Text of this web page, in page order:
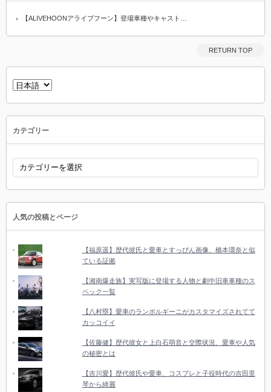
【ALIVEHOONアライブフーン】登場車種やキャスト…
RETURN TOP
言
語
カテゴリー
カ
ゴ
リ
人気の投稿とページ
【福原遥】歴代彼氏と愛車とすっぴん画像、橋本環奈と似
ている証拠
【湘南爆走族】実写版に登場する人物と劇中旧車車種のス
ペック一覧
【八村塁】愛車のランボルギーニがカスタマイズされてて
カッコイイ
【佐藤健】歴代彼女と上白石萌音と交際状況、愛車や人気
の秘密とは
【吉川愛】歴代彼氏や愛車、コスプレと子役時代の吉田里
琴から綺麗